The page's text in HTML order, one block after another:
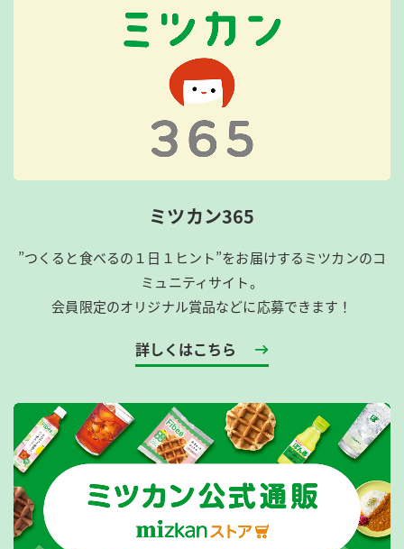
ミツカン365
”つくると食べるの１日１ヒント”をお届けするミツカンのコ
ミュニティサイト。
会員限定のオリジナル賞品などに応募できます！
詳しくはこちら